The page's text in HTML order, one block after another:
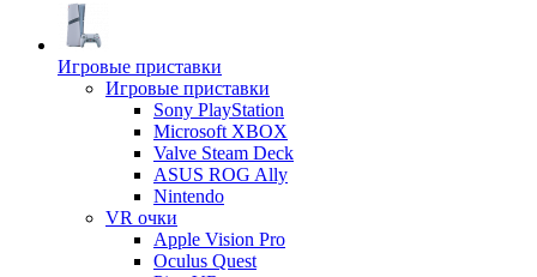
Игровые приставки
Игровые приставки
Sony PlayStation
Microsoft XBOX
Valve Steam Deck
ASUS ROG Ally
Nintendo
VR очки
Apple Vision Pro
Oculus Quest